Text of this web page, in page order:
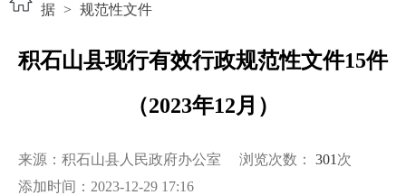
据 > 规范性文件
积石山县现行有效行政规范性文件15件
（2023年12月）
来源：积石山县人民政府办公室 浏览次数： 301 次
添加时间：2023-12-29 17:16